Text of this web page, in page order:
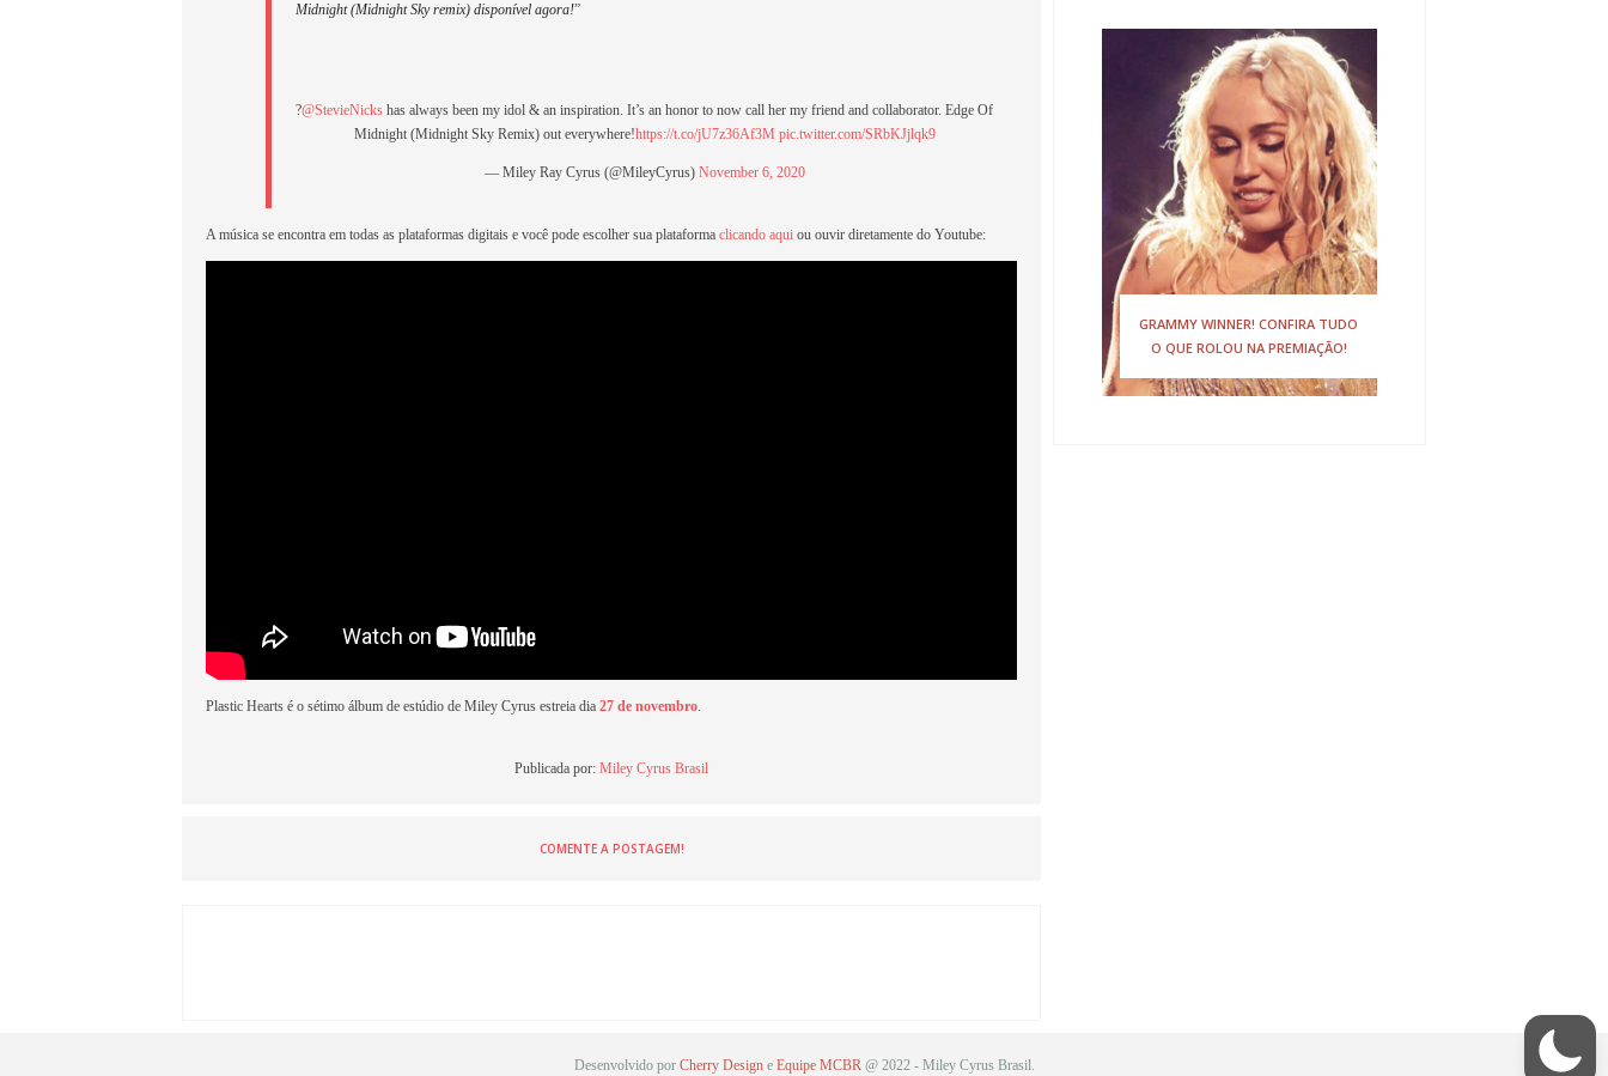
Midnight (Midnight Sky remix) disponível agora!”
?@StevieNicks has always been my idol & an inspiration. It’s an honor to now call her my friend and collaborator. Edge Of
Midnight (Midnight Sky Remix) out everywhere!https://t.co/jU7z36Af3M pic.twitter.com/SRbKJjlqk9
— Miley Ray Cyrus (@MileyCyrus) November 6, 2020
A música se encontra em todas as plataformas digitais e você pode escolher sua plataforma clicando aqui ou ouvir diretamente do Youtube:
Plastic Hearts é o sétimo álbum de estúdio de Miley Cyrus estreia dia 27 de novembro.
Publicada por: Miley Cyrus Brasil
COMENTE A POSTAGEM!
GRAMMY WINNER! CONFIRA TUDO
O QUE ROLOU NA PREMIAÇÃO!
Desenvolvido por Cherry Designe Equipe MCBR@ 2022 - Miley Cyrus Brasil.